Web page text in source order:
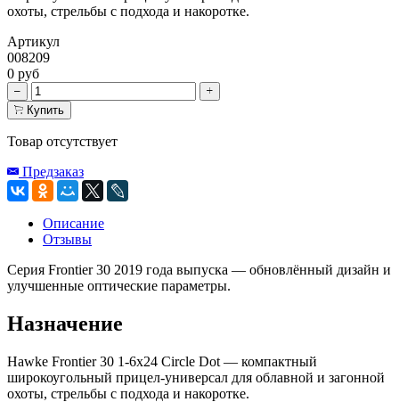
охоты, стрельбы с подхода и накоротке.
Артикул
008209
0 руб
Купить
Товар отсутствует
Предзаказ
Описание
Отзывы
Серия Frontier 30 2019 года выпуска — обновлённый дизайн и
улучшенные оптические параметры.
Назначение
Hawke Frontier 30 1-6x24 Circle Dot — компактный
широкоугольный прицел-универсал для облавной и загонной
охоты, стрельбы с подхода и накоротке.